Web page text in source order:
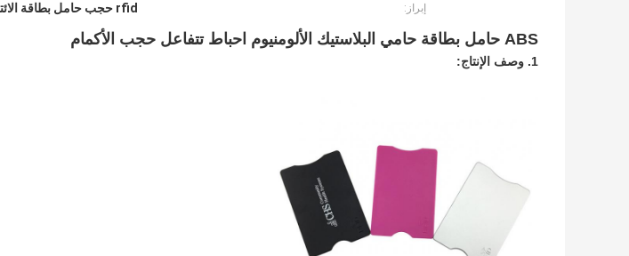
إبراز: rfid حجب حامل بطاقة الائتمان
ABS حامل بطاقة حامي البلاستيك الألومنيوم احباط تتفاعل حجب الأكمام
1. وصف الإنتاج: